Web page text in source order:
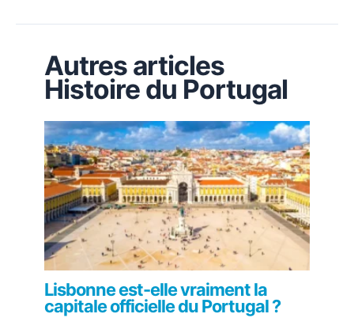
Autres articles
Histoire du Portugal
Lisbonne est-elle vraiment la
capitale officielle du Portugal ?